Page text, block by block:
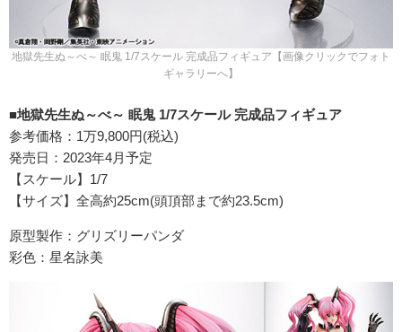
地獄先生ぬ～べ～ 眠鬼 1/7スケール 完成品フィギュア【画像クリックでフォト
ギャラリーへ】
■地獄先生ぬ～べ～ 眠鬼 1/7スケール 完成品フィギュア
参考価格：1万9,800円(税込)
発売日：2023年4月予定
【スケール】1/7
【サイズ】全高約25cm(頭頂部まで約23.5cm)
原型製作：グリズリーパンダ
彩色：星名詠美